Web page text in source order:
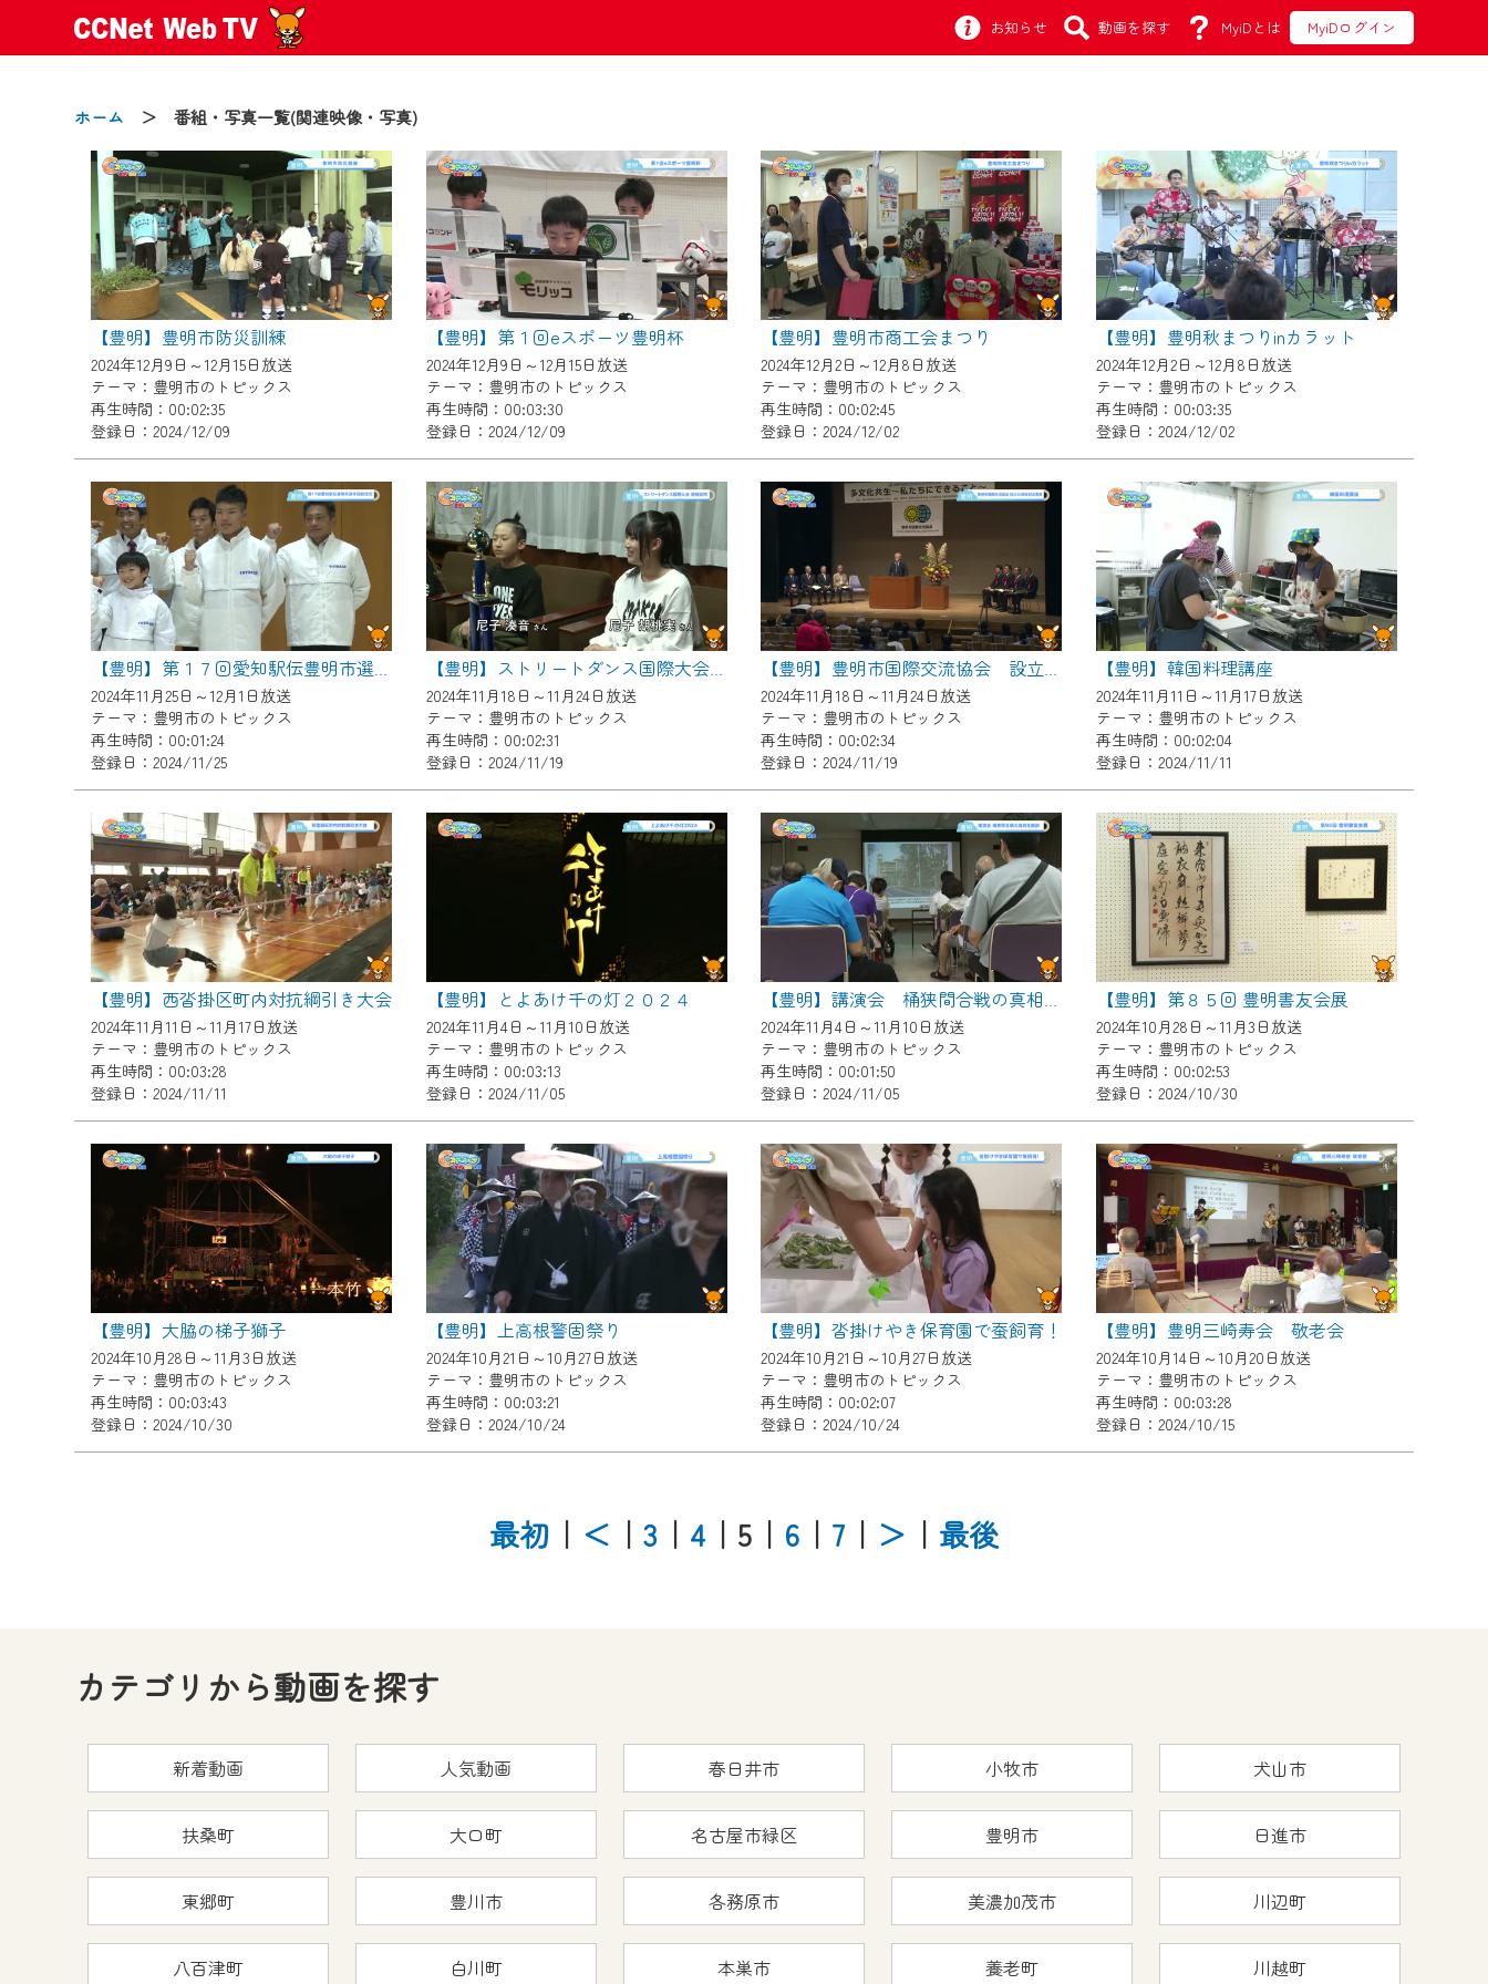
お知らせ 動画を探す MyiDとは MyiDログイン
ホーム ＞ 番組・写真一覧(関連映像・写真)
【豊明】豊明市防災訓練
2024年12月9日～12月15日放送
テーマ：豊明市のトピックス
再生時間：00:02:35
登録日：2024/12/09
【豊明】第１回eスポーツ豊明杯
2024年12月9日～12月15日放送
テーマ：豊明市のトピックス
再生時間：00:03:30
登録日：2024/12/09
【豊明】豊明市商工会まつり
2024年12月2日～12月8日放送
テーマ：豊明市のトピックス
再生時間：00:02:45
登録日：2024/12/02
【豊明】豊明秋まつりinカラット
2024年12月2日～12月8日放送
テーマ：豊明市のトピックス
再生時間：00:03:35
登録日：2024/12/02
【豊明】第１７回愛知駅伝豊明市選手団結団式
2024年11月25日～12月1日放送
テーマ：豊明市のトピックス
再生時間：00:01:24
登録日：2024/11/25
【豊明】ストリートダンス国際大会 表敬訪問
2024年11月18日～11月24日放送
テーマ：豊明市のトピックス
再生時間：00:02:31
登録日：2024/11/19
【豊明】豊明市国際交流協会 設立３０周年記念事業
2024年11月18日～11月24日放送
テーマ：豊明市のトピックス
再生時間：00:02:34
登録日：2024/11/19
【豊明】韓国料理講座
2024年11月11日～11月17日放送
テーマ：豊明市のトピックス
再生時間：00:02:04
登録日：2024/11/11
【豊明】西沓掛区町内対抗綱引き大会
2024年11月11日～11月17日放送
テーマ：豊明市のトピックス
再生時間：00:03:28
登録日：2024/11/11
【豊明】とよあけ千の灯２０２４
2024年11月4日～11月10日放送
テーマ：豊明市のトピックス
再生時間：00:03:13
登録日：2024/11/05
【豊明】講演会 桶狭間合戦の真相を解説
2024年11月4日～11月10日放送
テーマ：豊明市のトピックス
再生時間：00:01:50
登録日：2024/11/05
【豊明】第８５回 豊明書友会展
2024年10月28日～11月3日放送
テーマ：豊明市のトピックス
再生時間：00:02:53
登録日：2024/10/30
【豊明】大脇の梯子獅子
2024年10月28日～11月3日放送
テーマ：豊明市のトピックス
再生時間：00:03:43
登録日：2024/10/30
【豊明】上高根警固祭り
2024年10月21日～10月27日放送
テーマ：豊明市のトピックス
再生時間：00:03:21
登録日：2024/10/24
【豊明】沓掛けやき保育園で蚕飼育！
2024年10月21日～10月27日放送
テーマ：豊明市のトピックス
再生時間：00:02:07
登録日：2024/10/24
【豊明】豊明三崎寿会 敬老会
2024年10月14日～10月20日放送
テーマ：豊明市のトピックス
再生時間：00:03:28
登録日：2024/10/15
最初 ｜ ＜ ｜ 3 ｜ 4 ｜5 ｜ 6 ｜ 7 ｜ ＞ ｜ 最後
カテゴリから動画を探す
新着動画 人気動画 春日井市 小牧市 犬山市
扶桑町 大口町 名古屋市緑区 豊明市 日進市
東郷町 豊川市 各務原市 美濃加茂市 川辺町
八百津町 白川町 本巣市 養老町 川越町
お知らせ
2024/09/02
動画配信サービス『CCNet Web TV』は2024年9月24日からリニューアルします！
【変更点】
◆デザイン変更により、お住まいの地域の動画コンテンツが一目瞭然。
◆当社アプリやＰＣブラウザから、いつでも・どこでも・外出先でも！
CCNetサービスエリア20市町の地域情報番組をご視聴いただけます！
【ご注意】
2024年9月24日からはご加入者様へのサービス向上のため、
『CCNet Web TV』を利用いただくには、一部コンテンツを除き、
CCNetサービスへの加入と『CCNetマイページ※』へのログインが必要となります。
何卒、ご理解ご了承の程よろしくお願いいたします。
※マイページへのログインには、MyIDが必要となります。
※MyIDとは、CCNet Web TVを含むCCNetの各種サービスをご利用頂くためのIDです。
IDはお客様が使っているメールアドレスで設定できます。
（GmailやYahooなどのフリーメールアドレスでも作成可能です）
※マイページへのログイン・MyIDの新規登録は
※CCNetアプリをご利用中の方は引き続きご視聴いただけます。
＜メンテナンス情報＞
CCNetWebTVのリニューアルにともないメンテナンス作業を予定しています。
日時 9/24 9:30～16:30
作業の間は、CCNetWebTVの画面が「メンテナンス中」になり、ご利用いただけません。
ご不便をおかけいたしますが、ご了承の程よろしくお願いいたします。